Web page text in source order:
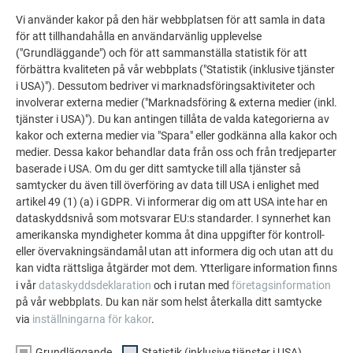
strukturell helhet av gammalt och nytt.
Vi använder kakor på den här webbplatsen för att samla in data
för att tillhandahålla en användarvänlig upplevelse
("Grundläggande") och för att sammanställa statistik för att
förbättra kvaliteten på vår webbplats ("Statistik (inklusive tjänster
i USA)"). Dessutom bedriver vi marknadsföringsaktiviteter och
involverar externa medier ("Marknadsföring & externa medier (inkl.
tjänster i USA)"). Du kan antingen tillåta de valda kategorierna av
kakor och externa medier via "Spara" eller godkänna alla kakor och
medier. Dessa kakor behandlar data från oss och från tredjeparter
baserade i USA. Om du ger ditt samtycke till alla tjänster så
samtycker du även till överföring av data till USA i enlighet med
artikel 49 (1) (a) i GDPR. Vi informerar dig om att USA inte har en
dataskyddsnivå som motsvarar EU:s standarder. I synnerhet kan
amerikanska myndigheter komma åt dina uppgifter för kontroll-
eller övervakningsändamål utan att informera dig och utan att du
kan vidta rättsliga åtgärder mot dem. Ytterligare information finns
i vårdataskyddsdeklaration och i rutan med företagsinformation
på vår webbplats. Du kan när som helst återkalla ditt samtycke
via inställningarna för kakor.